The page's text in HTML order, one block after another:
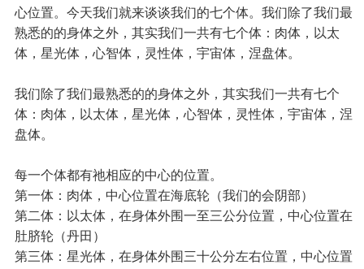
心位置。今天我们就来谈谈我们的七个体。我们除了我们最
熟悉的的身体之外，其实我们一共有七个体：肉体，以太
体，星光体，心智体，灵性体，宇宙体，涅盘体。
我们除了我们最熟悉的的身体之外，其实我们一共有七个
体：肉体，以太体，星光体，心智体，灵性体，宇宙体，涅
盘体。
每一个体都有祂相应的中心的位置。
第一体：肉体，中心位置在海底轮（我们的会阴部）
第二体：以太体，在身体外围一至三公分位置，中心位置在
肚脐轮（丹田）
第三体：星光体，在身体外围三十公分左右位置，中心位置